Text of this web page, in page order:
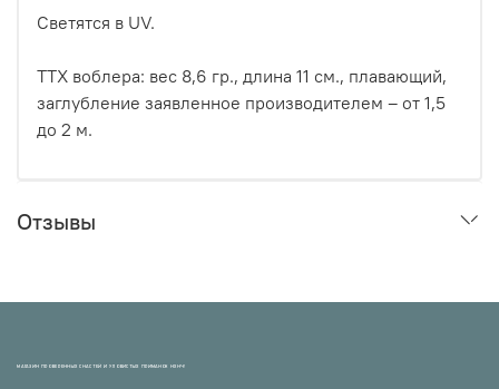
Светятся в UV.
ТТХ воблера: вес 8,6 гр., длина 11 см., плавающий,
заглубление заявленное производителем – от 1,5
до 2 м.
Отзывы
МАГАЗИН ПРОВЕРЕННЫХ СНАСТЕЙ И УЛОВИСТЫХ ПРИМАНОК НХНЧ!